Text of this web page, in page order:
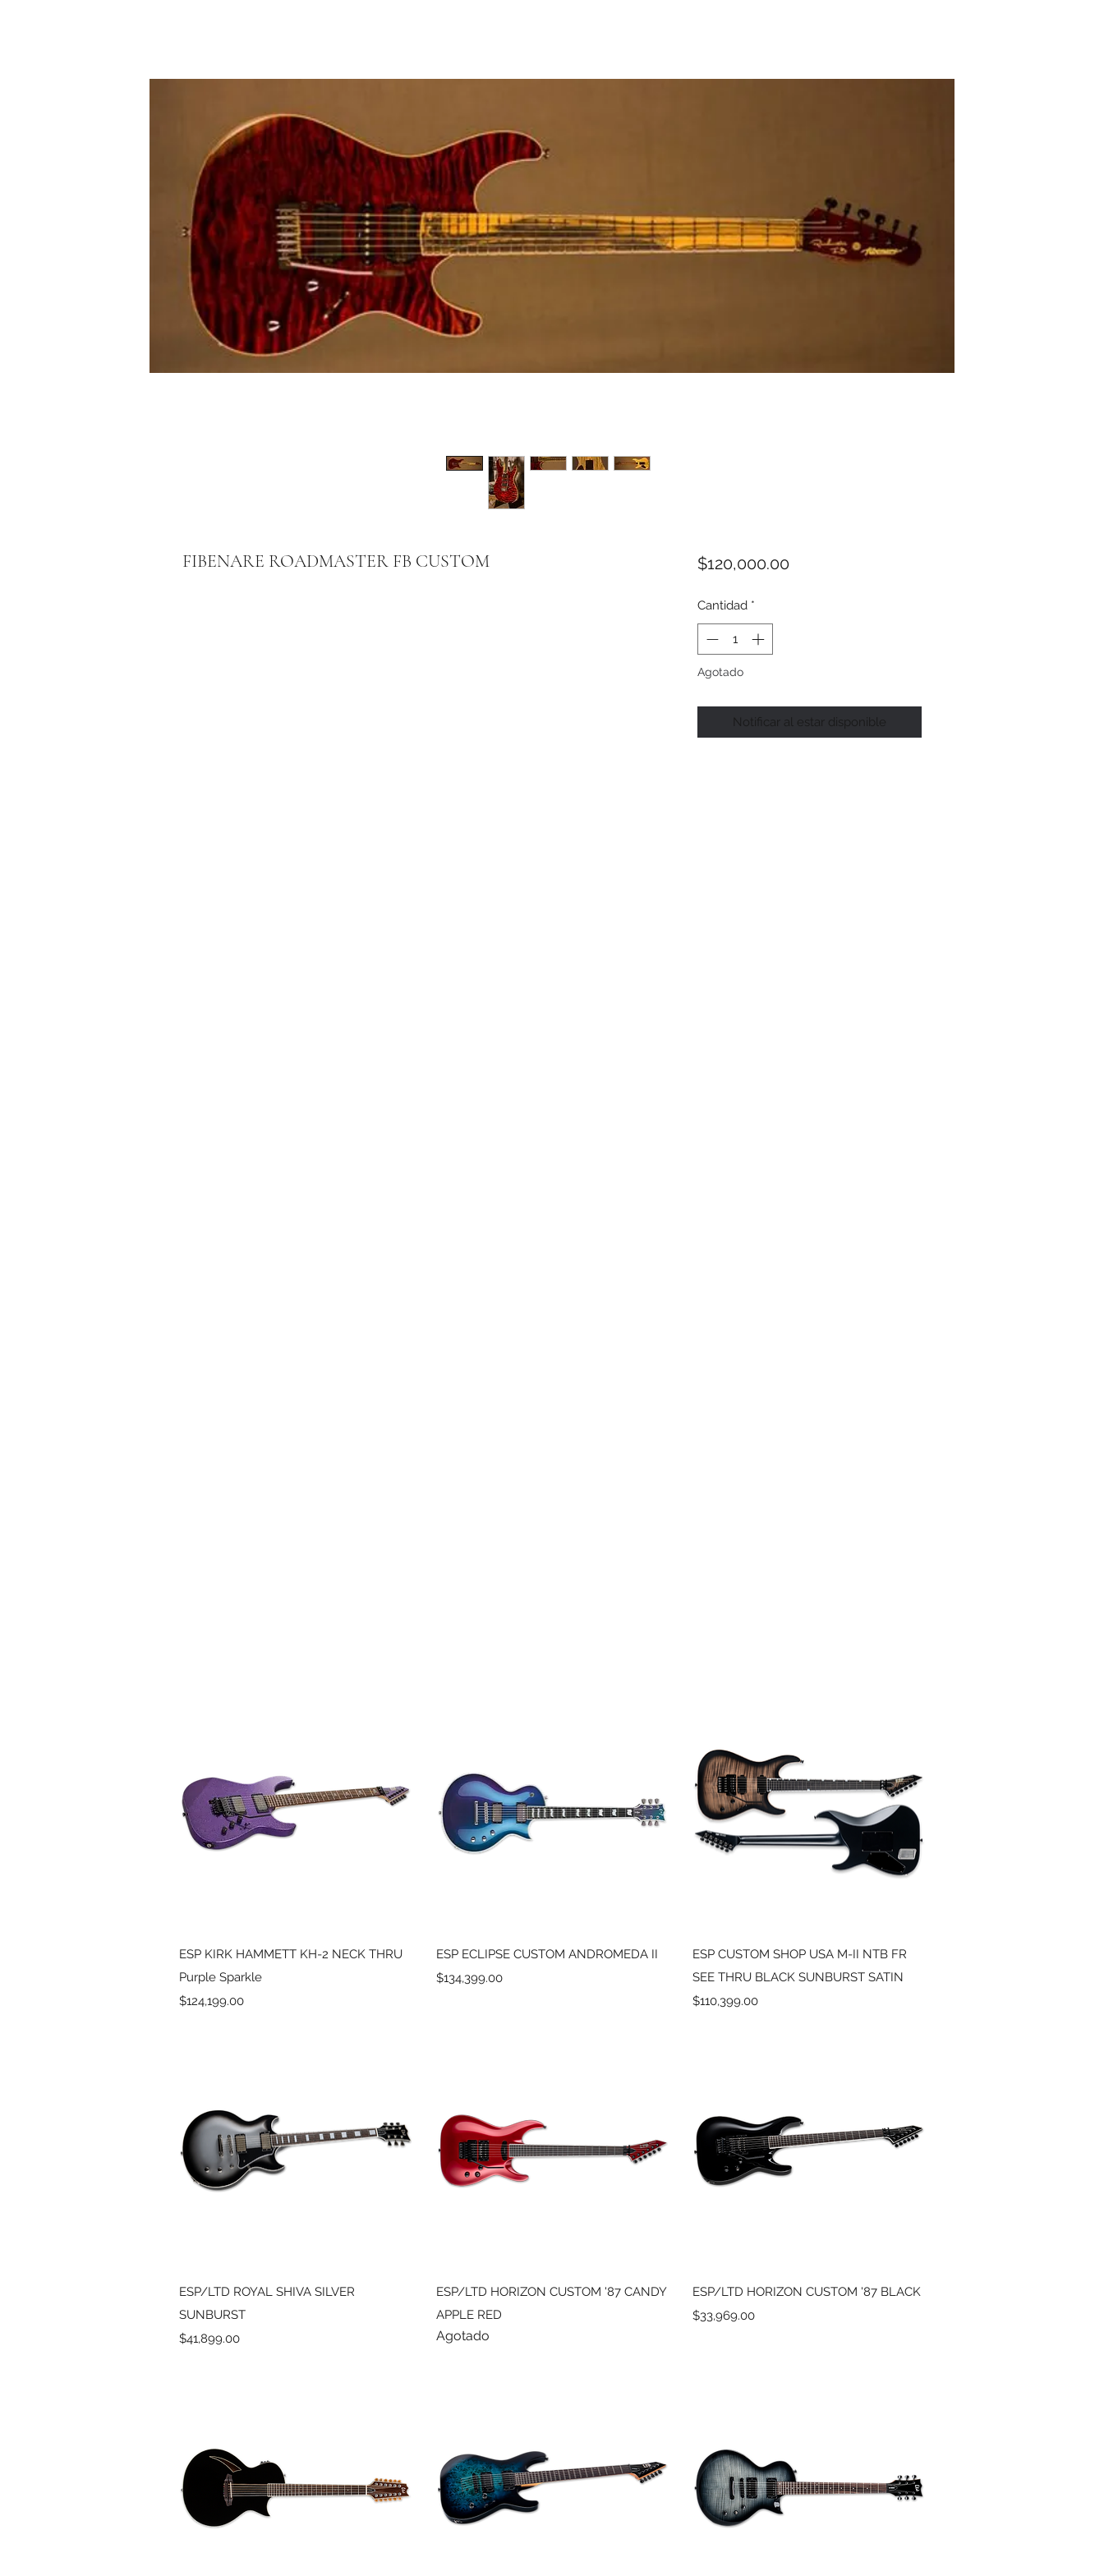
FIBENARE ROADMASTER FB CUSTOM $120,000.00Precio
Cantidad *
Agotado
Notificar al estar disponible
Vista rápida
ESP KIRK HAMMETT KH-2 NECK THRU
Purple Sparkle
Precio
$124,199.00
Vista rápida
ESP ECLIPSE CUSTOM ANDROMEDA II
Precio
$134,399.00
Vista rápida
ESP CUSTOM SHOP USA M-II NTB FR
SEE THRU BLACK SUNBURST SATIN
Precio
$110,399.00
Vista rápida
ESP/LTD ROYAL SHIVA SILVER
SUNBURST
Precio
$41,899.00
Vista rápida
ESP/LTD HORIZON CUSTOM '87 CANDY
APPLE RED
Agotado
Vista rápida
ESP/LTD HORIZON CUSTOM '87 BLACK
Precio
$33,969.00